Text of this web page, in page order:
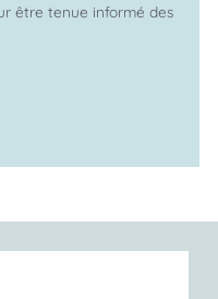
être tenue informé des